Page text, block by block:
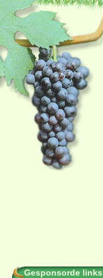
Gesponsorde links